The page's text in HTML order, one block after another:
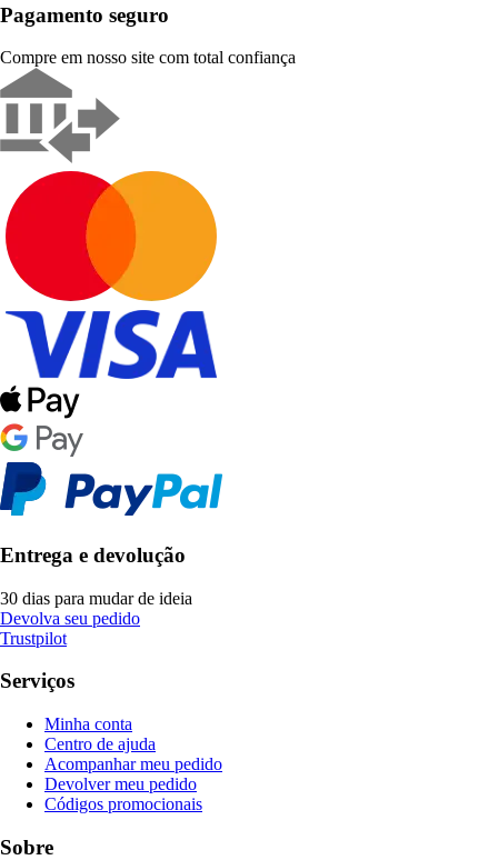
Pagamento seguro
Compre em nosso site com total confiança
Entrega e devolução
30 dias para mudar de ideia
Devolva seu pedido
Trustpilot
Serviços
Minha conta
Centro de ajuda
Acompanhar meu pedido
Devolver meu pedido
Códigos promocionais
Sobre